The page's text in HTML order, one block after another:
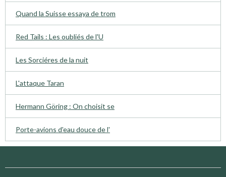
Quand la Suisse essaya de trom
Red Tails : Les oubliés de l'U
Les Sorciéres de la nuit
L'attaque Taran
Hermann Göring : On choisit se
Porte-avions d'eau douce de l'